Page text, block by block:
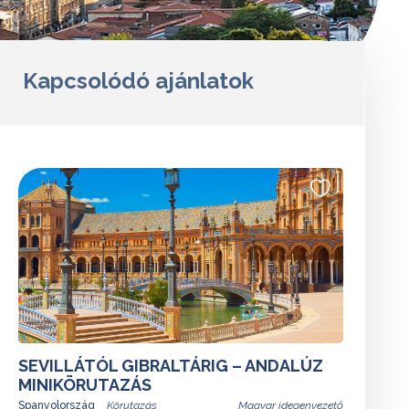
Kapcsolódó ajánlatok
SEVILLÁTÓL GIBRALTÁRIG – ANDALÚZ
MINIKÖRUTAZÁS
Spanyolország Magyar idegenvezető